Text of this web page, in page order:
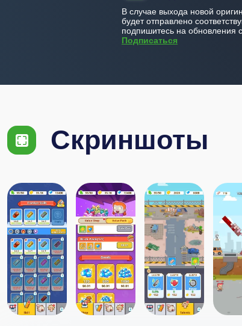
В случае выхода новой
будет отправлено
подпишитесь на обновления
Подписаться
Скриншоты